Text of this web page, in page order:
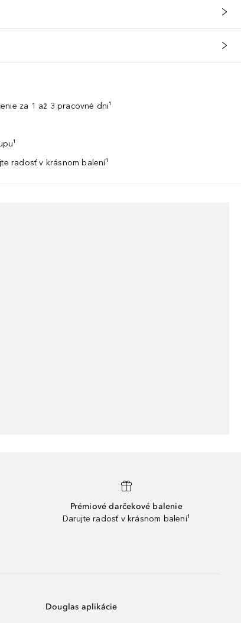
za 1 až 3 pracovné dni¹
radosť v krásnom balení¹
Prémiové darčekové balenie
Darujte radosť v krásnom balení¹
Douglas aplikácie